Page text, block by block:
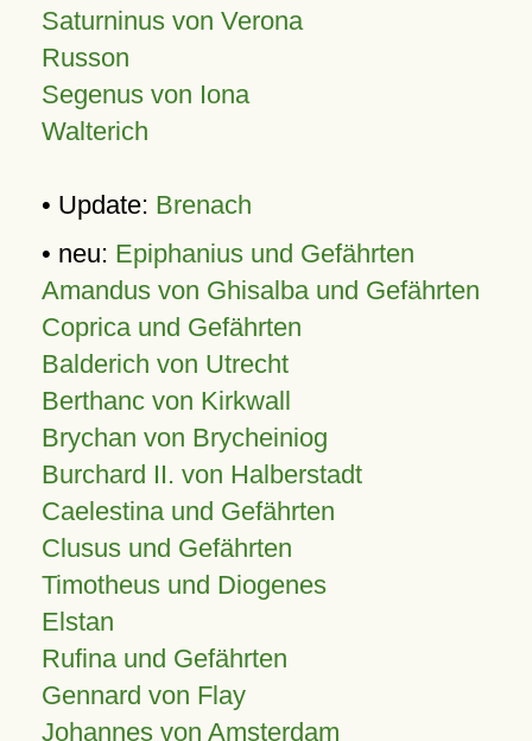
Saturninus von Verona
Russon
Segenus von Iona
Walterich
• Update: Brenach
• neu: Epiphanius und Gefährten
Amandus von Ghisalba und Gefährten
Coprica und Gefährten
Balderich von Utrecht
Berthanc von Kirkwall
Brychan von Brycheiniog
Burchard II. von Halberstadt
Caelestina und Gefährten
Clusus und Gefährten
Timotheus und Diogenes
Elstan
Rufina und Gefährten
Gennard von Flay
Johannes von Amsterdam